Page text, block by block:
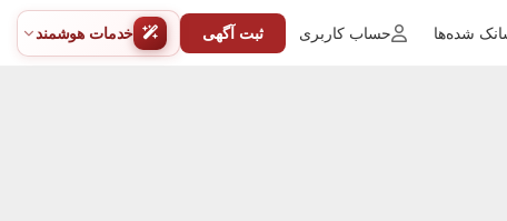
خدمات هوشمند ثبت آگهی حساب کاربری شده‌ها